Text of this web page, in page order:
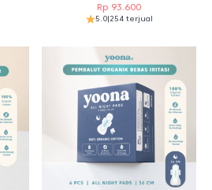
Rp 93.600
5.0|254 terjual